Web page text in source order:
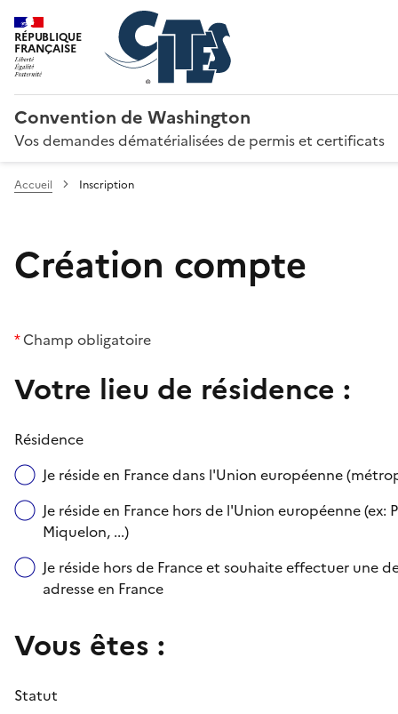
RÉPUBLIQUE
FRANÇAISE
Convention de Washington
Vos demandes dématérialisées de permis et certificats
Accueil Inscription
Création compte
*Champ obligatoire
Votre lieu de résidence :
Résidence
Je réside en France dans l'Union européenne
Je réside en France hors de l'Union européenne
Miquelon, ...)
Je réside hors de France et souhaite effectuer une
adresse en France
Vous êtes :
Statut